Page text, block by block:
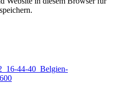
44-40_Belgien-